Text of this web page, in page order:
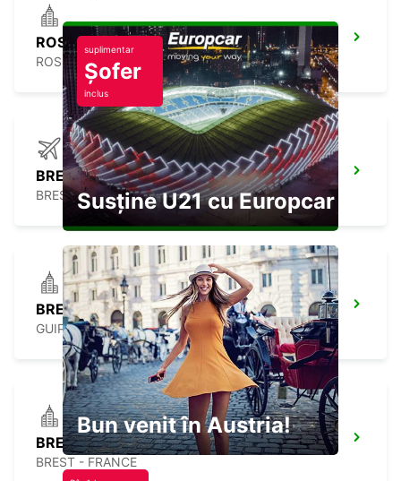
ROSCOFF
ROSCOFF - FRANCE
BREST AIRPORT
BREST - FRANCE
BREST NORD ZI ST THUDON GUIPAVAS
GUIPAVAS - FRANCE
BREST PEN AR CHLEUZ
BREST - FRANCE
suplimentar
Șofer
inclus
Susține U21 cu Europcar
Bun venit în Austria!